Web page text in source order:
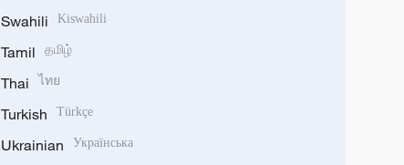
Swahili Kiswahili
Tamil தமிழ்
Thai ไทย
Turkish Türkçe
Ukrainian Українська